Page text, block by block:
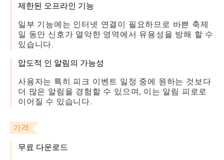
제한된 오프라인 기능
일부 기능에는 인터넷 연결이 필요하므로 바쁜 축제
일 동안 신호가 열악한 영역에서 유용성을 방해 할 수
있습니다.
압도적 인 알림의 가능성
사용자는 특히 피크 이벤트 일정 중에 원하는 것보다
더 많은 알림을 경험할 수 있으며, 이는 알림 피로로
이어질 수 있습니다.
가격
무료 다운로드